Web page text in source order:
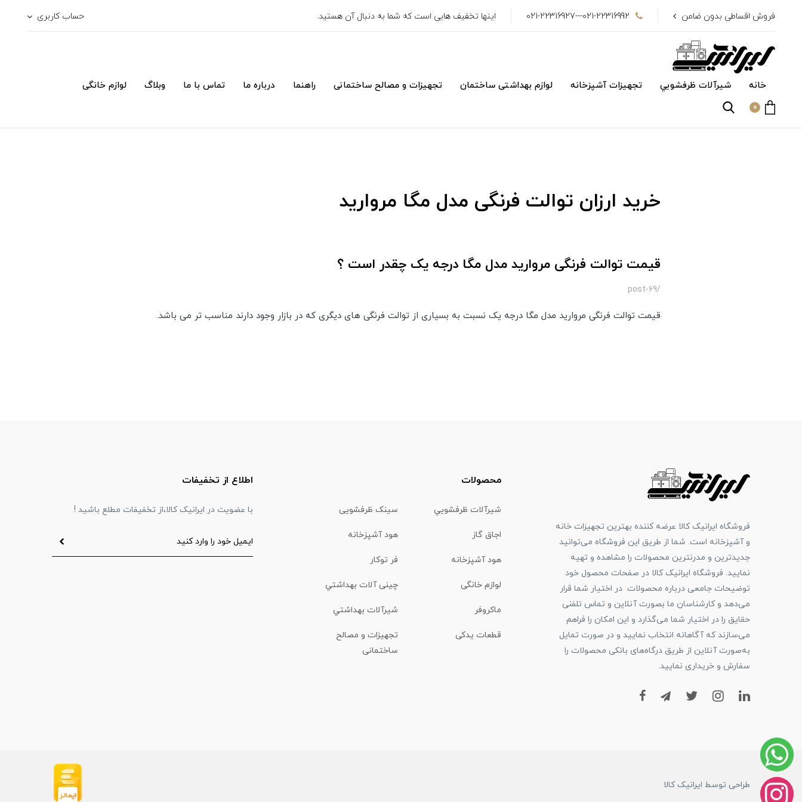
فروش اقساطی بدون ضامن 021-22316992---021-22316927 اینها تخفیف هایی است که شما به دنبال آن هستید. حساب کاربری
خانه شیرآلات ظرفشويي تجهیزات آشپزخانه لوازم بهداشتی ساختمان تجهیزات و مصالح ساختمانی راهنما درباره ما تماس با ما وبلاگ لوازم خانگی
0
خرید ارزان توالت فرنگی مدل مگا مروارید
قیمت توالت فرنگی مروارید مدل مگا درجه یک چقدر است ؟
/post-69
قیمت توالت فرنگی مروارید مدل مگا درجه یک نسبت به بسیاری از توالت فرنگی های دیگری که در بازار وجود دارند مناسب تر می باشد.
فروشگاه ایرانیک کالا عرضه کننده بهترین تجهیزات خانه
و آشپزخانه است. شما از طریق این فروشگاه می‌توانید
جدیدترین و مدرنترین محصولات را مشاهده و تهیه
نمایید. فروشگاه ایرانیک کالا در صفحات محصول خود
توضیحات جامعی درباره محصولات در اختیار شما قرار
می‌دهد و کارشناسان ما بصورت آنلاین و تماس تلفنی
حقایق را در اختیار شما می‌گذارد و این امکان را فراهم
می‌سازند که آگاهانه انتخاب نمایید و در صورت تمایل
به‌صورت آنلاین از طریق درگاه‌های بانکی محصولات را
سفارش و خریداری نمایید.
محصولات
شیرآلات ظرفشويي سینک ظرفشویی
اجاق گاز هود آشپزخانه
هود آشپزخانه فر توکار
لوازم خانگی چینی آلات بهداشتي
ماكروفر شیرآلات بهداشتي
قطعات یدکی
تجهیزات و مصالح
ساختمانی
اطلاع از تخفیفات
با عضویت در ایرانیک کالا،از تخفیفات مطلع باشید !
طراحی توسط ایرانیک کالا